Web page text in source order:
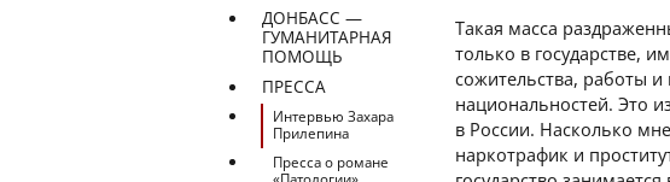
ДОНБАСС —
ГУМАНИТАРНАЯ
ПОМОЩЬ
ПРЕССА
Интервью Захара
Прилепина
Пресса о романе
Такая масса
только в государстве,
сожительства, работы
национальностей. Это
в России. Насколько
наркотрафик и